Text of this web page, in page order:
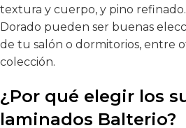
textura y cuerpo, y pino
Dorado pueden ser buenas
de tu salón o dormitorios, entre
colección.
¿Por qué elegir los
laminados Balterio?